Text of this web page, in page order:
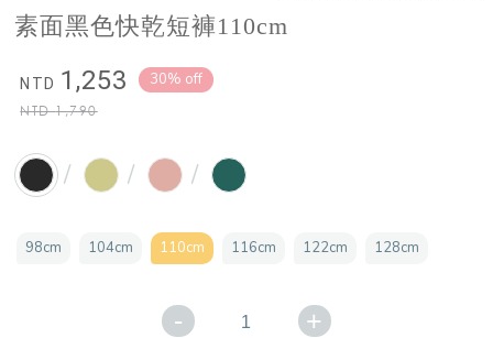
素面黑色快乾短褲110cm
NTD 1,253
NTD1,790
30% off
/ / /
98cm 104cm 110cm 116cm 122cm 128cm
- +